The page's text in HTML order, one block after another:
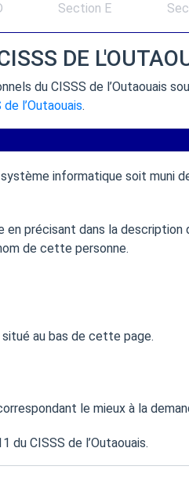
Section E
DE
du CISSS de l’Outaouais
l’Outaouais.
informatique soit muni
précisant dans la description
de cette personne.
au bas de cette page.
le mieux à la
CISSS de l’Outaouais.